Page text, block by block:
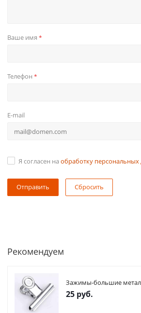
Ваше имя *
Телефон *
E-mail
Я согласен на обработку
Сбросить
Рекомендуем
Зажимы-большие
25 руб.